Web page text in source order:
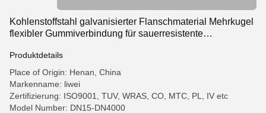
Kohlenstoffstahl galvanisierter Flanschmaterial Mehrkugel
flexibler Gummiverbindung für sauerresistente
Produktdetails
Place of Origin: Henan, China
Markenname: liwei
Zertifizierung: ISO9001, TUV, WRAS, CO, MTC, PL, IV etc
Model Number: DN15-DN4000